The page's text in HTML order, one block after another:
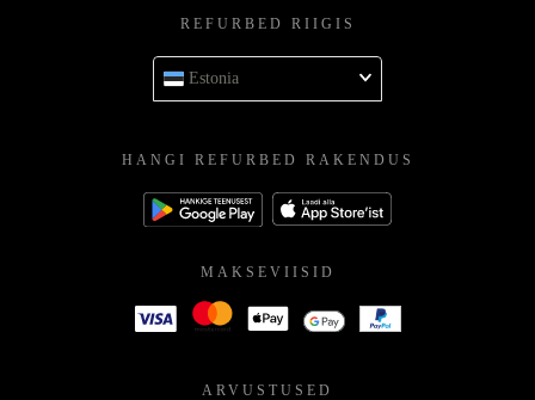
REFURBED RIIGIS
Estonia
HANGI REFURBED RAKENDUS
MAKSEVIISID
ARVUSTUSED